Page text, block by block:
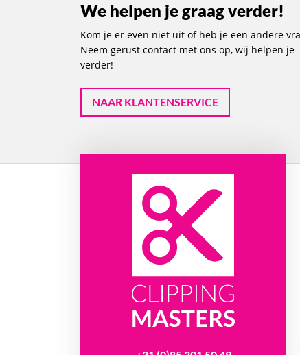
We helpen je graag verder!
Kom je er even niet uit of heb je een andere
Neem gerust contact met ons op, wij helpen je
verder!
NAAR KLANTENSERVICE